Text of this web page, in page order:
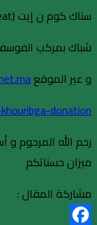
سناك كوم ن إيت (Come N eat ) مقابل لمركز تسجيل السيارات
شباك بمركب
و عبر الموقع
donation
رحم الله المرحوم
ميزان حسناتكم
مشاركة المقال :